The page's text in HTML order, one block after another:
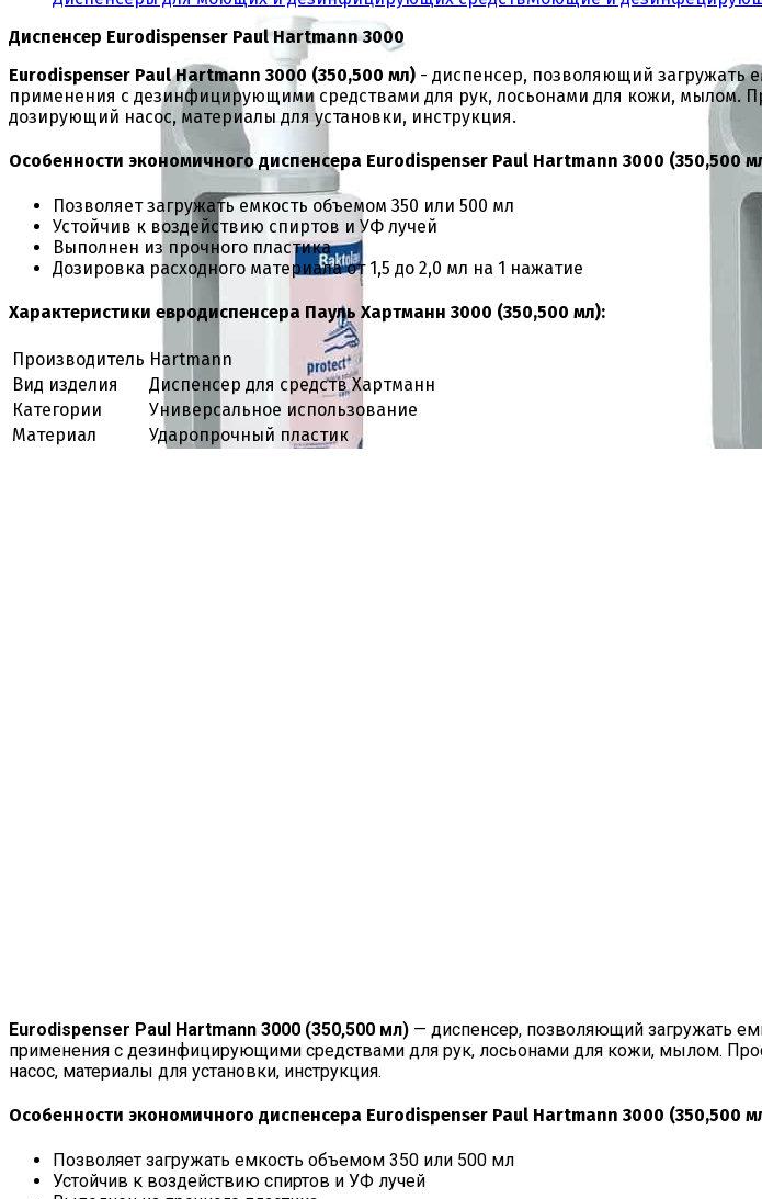
Диспенсер Eurodispenser Paul Hartmann 3000
Eurodispenser Paul Hartmann 3000 (350,500 мл) - диспенсер, позволяющий загружать
применения с дезинфицирующими средствами для рук, лосьонами для кожи, мылом.
дозирующий насос, материалы для установки, инструкция.
Особенности экономичного диспенсера Eurodispenser Paul Hartmann 3000 (350,500
Позволяет загружать емкость объемом 350 или 500 мл
Устойчив к воздействию спиртов и УФ лучей
Выполнен из прочного пластика
Дозировка расходного материала от 1,5 до 2,0 мл на 1 нажатие
Характеристики евродиспенсера Пауль Хартманн 3000 (350,500 мл):
Производитель Hartmann
Вид изделия
Диспенсер для средств Хартманн
Категории
Универсальное использование
Материал
Ударопрочный пластик
Eurodispenser Paul Hartmann 3000 (350,500 мл) — диспенсер, позволяющий загружать
применения с дезинфицирующими средствами для рук, лосьонами для кожи, мылом.
насос, материалы для установки, инструкция.
Особенности экономичного диспенсера Eurodispenser Paul Hartmann 3000 (350,500
Позволяет загружать емкость объемом 350 или 500 мл
Устойчив к воздействию спиртов и УФ лучей